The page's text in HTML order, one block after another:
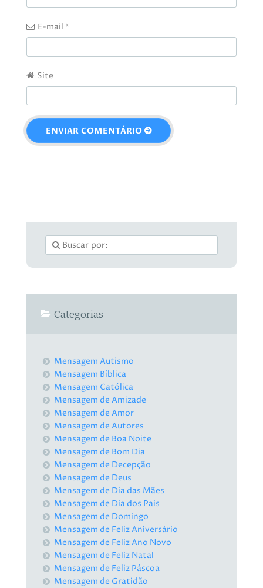
E-mail *
Site
Categorias
Mensagem Autismo
Mensagem Bíblica
Mensagem Católica
Mensagem de Amizade
Mensagem de Amor
Mensagem de Autores
Mensagem de Boa Noite
Mensagem de Bom Dia
Mensagem de Decepção
Mensagem de Deus
Mensagem de Dia das Mães
Mensagem de Dia dos Pais
Mensagem de Domingo
Mensagem de Feliz Aniversário
Mensagem de Feliz Ano Novo
Mensagem de Feliz Natal
Mensagem de Feliz Páscoa
Mensagem de Gratidão